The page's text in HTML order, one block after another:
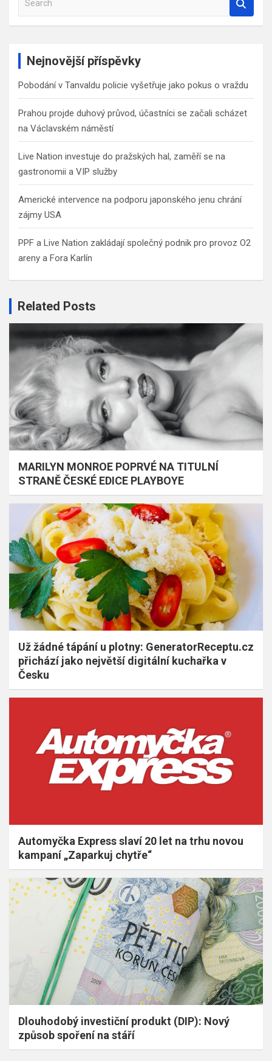
a
Nejnovější příspěvky
Pobodání v Tanvaldu policie vyšetřuje jako pokus o vraždu
Prahou projde duhový průvod, účastníci se začali scházet
na Václavském náměstí
Live Nation investuje do pražských hal, zaměří se na
gastronomii a VIP služby
Americké intervence na podporu japonského jenu chrání
zájmy USA
PPF a Live Nation zakládají společný podnik pro provoz O2
areny a Fora Karlín
Related Posts
MARILYN MONROE POPRVÉ NA TITULNÍ
STRANĚ ČESKÉ EDICE PLAYBOYE
Už žádné tápání u plotny: GeneratorReceptu.cz
přichází jako největší digitální kuchařka v
Česku
Automyčka Express slaví 20 let na trhu novou
kampaní „Zaparkuj chytře“
Dlouhodobý investiční produkt (DIP): Nový
způsob spoření na stáří